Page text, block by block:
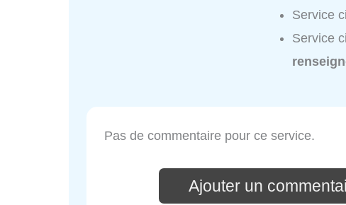
Service
Service
Pas de commentaire pour ce service.
Ajouter un